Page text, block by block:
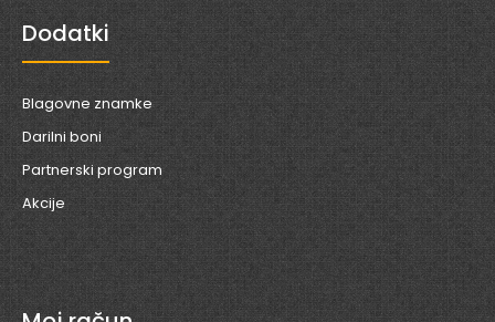
Dodatki
Blagovne znamke
Darilni boni
Partnerski program
Akcije